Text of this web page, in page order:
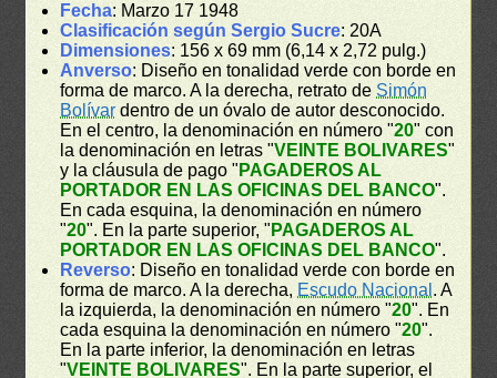
Fecha: Marzo 17 1948
Clasificación según Sergio Sucre: 20A
Dimensiones: 156 x 69 mm (6,14 x 2,72 pulg.)
Anverso: Diseño en tonalidad verde con borde en
forma de marco. A la derecha, retrato de Simón
Bolívar dentro de un óvalo de autor desconocido.
En el centro, la denominación en número "20" con
la denominación en letras "VEINTE BOLIVARES"
y la cláusula de pago " PAGADEROS AL
PORTADOR EN LAS OFICINAS DEL BANCO".
En cada esquina, la denominación en número
"20". En la parte superior, " PAGADEROS AL
PORTADOR EN LAS OFICINAS DEL BANCO".
Reverso: Diseño en tonalidad verde con borde en
forma de marco. A la derecha, Escudo Nacional . A
la izquierda, la denominación en número "20". En
cada esquina la denominación en número "20".
En la parte inferior, la denominación en letras
"VEINTE BOLIVARES". En la parte superior, el